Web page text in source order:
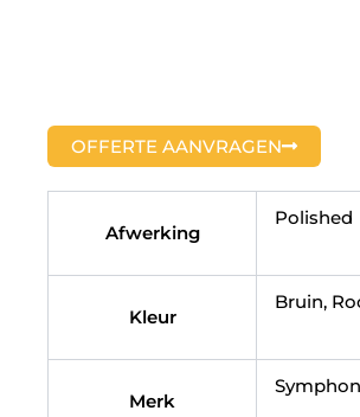
OFFERTE AANVRAGEN
Afwerking
Polished
Kleur
Bruin,
Merk